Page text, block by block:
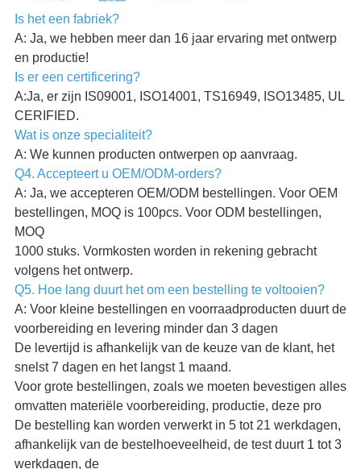
Is het een fabriek?
A: Ja, we hebben meer dan 16 jaar ervaring met ontwerp
en productie!
Is er een certificering?
A:Ja, er zijn IS09001, ISO14001, TS16949, ISO13485, UL
CERIFIED.
Wat is onze specialiteit?
A: We kunnen producten ontwerpen op aanvraag.
Q4. Accepteert u OEM/ODM-orders?
A: Ja, we accepteren OEM/ODM bestellingen. Voor OEM
bestellingen, MOQ is 100pcs. Voor ODM bestellingen,
MOQ
1000 stuks. Vormkosten worden in rekening gebracht
volgens het ontwerp.
Q5. Hoe lang duurt het om een bestelling te voltooien?
A: Voor kleine bestellingen en voorraadproducten duurt de
voorbereiding en levering minder dan 3 dagen
De levertijd is afhankelijk van de keuze van de klant, het
snelst 7 dagen en het langst 1 maand.
Voor grote bestellingen, zoals we moeten bevestigen alles
omvatten materiële voorbereiding, productie, deze pro
De bestelling kan worden verwerkt in 5 tot 21 werkdagen,
afhankelijk van de bestelhoeveelheid, de test duurt 1 tot 3
werkdagen, de